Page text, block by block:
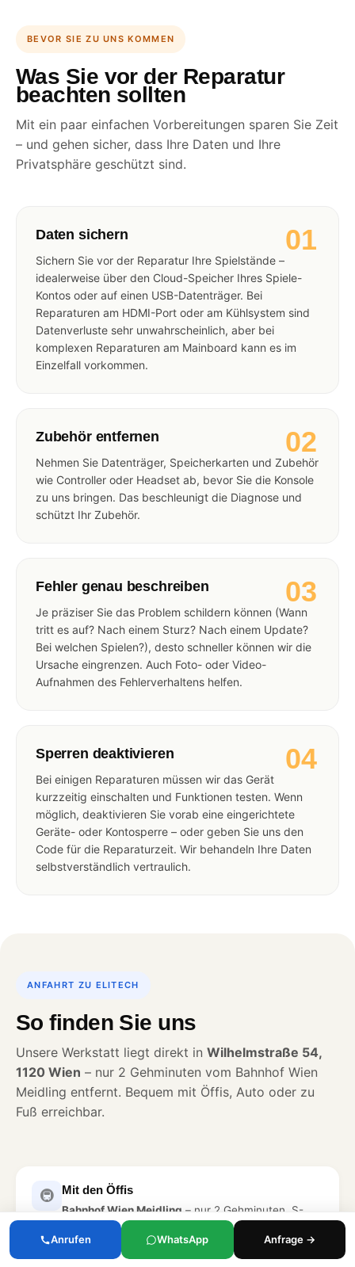
BEVOR SIE ZU UNS KOMMEN
Was Sie vor der Reparatur
beachten sollten
Mit ein paar einfachen Vorbereitungen sparen Sie Zeit
– und gehen sicher, dass Ihre Daten und Ihre
Privatsphäre geschützt sind.
01
Daten sichern
Sichern Sie vor der Reparatur Ihre Spielstände –
idealerweise über den Cloud-Speicher Ihres Spiele-
Kontos oder auf einen USB-Datenträger. Bei
Reparaturen am HDMI-Port oder am Kühlsystem sind
Datenverluste sehr unwahrscheinlich, aber bei
komplexen Reparaturen am Mainboard kann es im
Einzelfall vorkommen.
02
Zubehör entfernen
Nehmen Sie Datenträger, Speicherkarten und Zubehör
wie Controller oder Headset ab, bevor Sie die Konsole
zu uns bringen. Das beschleunigt die Diagnose und
schützt Ihr Zubehör.
03
Fehler genau beschreiben
Je präziser Sie das Problem schildern können (Wann
tritt es auf? Nach einem Sturz? Nach einem Update?
Bei welchen Spielen?), desto schneller können wir die
Ursache eingrenzen. Auch Foto- oder Video-
Aufnahmen des Fehlerverhaltens helfen.
04
Sperren deaktivieren
Bei einigen Reparaturen müssen wir das Gerät
kurzzeitig einschalten und Funktionen testen. Wenn
möglich, deaktivieren Sie vorab eine eingerichtete
Geräte- oder Kontosperre – oder geben Sie uns den
Code für die Reparaturzeit. Wir behandeln Ihre Daten
selbstverständlich vertraulich.
ANFAHRT ZU ELITECH
So finden Sie uns
Unsere Werkstatt liegt direkt in Wilhelmstraße 54,
1120 Wien – nur 2 Gehminuten vom Bahnhof Wien
Meidling entfernt. Bequem mit Öffis, Auto oder zu
Fuß erreichbar.
🚇 Mit den Öffis
Bahnhof Wien Meidling – nur 2 Gehminuten. S-
Bahn, U6, Straßenbahn und mehrere Buslinien
halten direkt am Bahnhof.
Anrufen WhatsApp Anfrage →